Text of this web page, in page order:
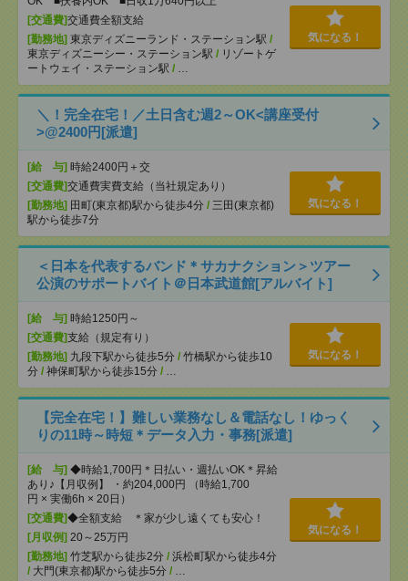
[交通費]交通費全額支給
[勤務地] 東京ディズニーランド・ステーション駅 /
東京ディズニーシー・ステーション駅 / リゾートゲ
ートウェイ・ステーション駅 / …
気になる！
＼！完全在宅！／土日含む週2～OK<講座受付
>@2400円[派遣]
[給 与] 時給2400円＋交
[交通費]交通費実費支給（当社規定あり）
[勤務地] 田町(東京都)駅から徒歩4分 / 三田(東京都)
駅から徒歩7分
気になる！
＜日本を代表するバンド＊サカナクション＞ツアー
公演のサポートバイト＠日本武道館[アルバイト]
[給 与] 時給1250円～
[交通費]支給（規定有り）
[勤務地] 九段下駅から徒歩5分 / 竹橋駅から徒歩10
分 / 神保町駅から徒歩15分 / …
気になる！
【完全在宅！】難しい業務なし＆電話なし！ゆっく
りの11時～時短＊データ入力・事務[派遣]
[給 与] ◆時給1,700円＊日払い・週払いOK＊昇給
あり♪【月収例】 ・約204,000円 （時給1,700
円 × 実働6h × 20日）
[交通費]◆全額支給 ＊家が少し遠くても安心！
[月収例] 20～25万円
[勤務地] 竹芝駅から徒歩2分 / 浜松町駅から徒歩4分
/ 大門(東京都)駅から徒歩5分 / …
気になる！